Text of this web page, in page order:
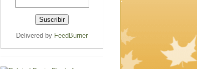
Delivered by FeedBurner